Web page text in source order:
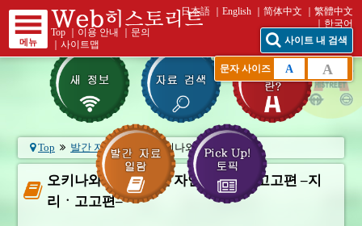
메뉴
Top 이용 안내
문의
｜사이트맵
日本語 English 简体中文
繁體中文
한국어
사이트 내 검색
문자 사이즈 A A
Top 발간 자료 일람 오키나와 시사 제4권 ...
오키나와 시사 제4권 자연ㆍ지리ㆍ고고편 –지
리ㆍ고고편–